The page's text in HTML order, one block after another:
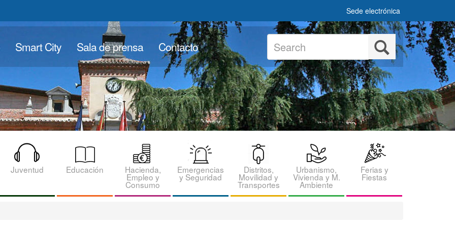
Sede electrónica
Smart City Sala de prensa Contacto
Search Search
Juventud Educación Hacienda,
Empleo y
Consumo
Emergencias
y Seguridad
Distritos,
Movilidad y
Transportes
Urbanismo,
Vivienda y M.
Ambiente
Ferias y
Fiestas